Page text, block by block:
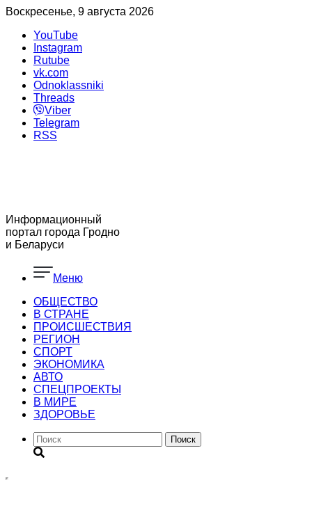
Воскресенье, 9 августа 2026
YouTube
Instagram
Rutube
vk.com
Odnoklassniki
Threads
Viber
Telegram
RSS
Информационный
портал города Гродно
и Беларуси
Меню
ОБЩЕСТВО
В СТРАНЕ
ПРОИСШЕСТВИЯ
РЕГИОН
CПОРТ
ЭКОНОМИКА
АВТО
СПЕЦПРОЕКТЫ
В МИРЕ
ЗДОРОВЬЕ
Поиск